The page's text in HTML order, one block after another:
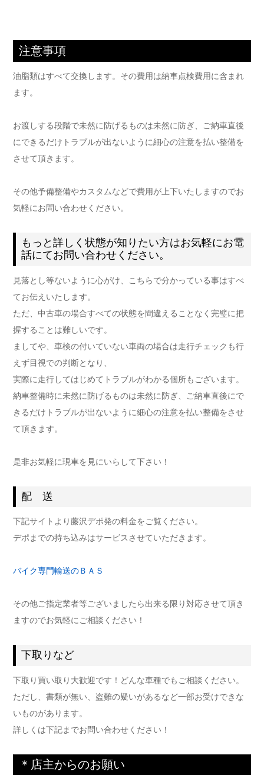
注意事項
油脂類はすべて交換します。その費用は納車点検費用に含まれ
ます。
お渡しする段階で未然に防げるものは未然に防ぎ、ご納車直後
にできるだけトラブルが出ないように細心の注意を払い整備を
させて頂きます。
その他予備整備やカスタムなどで費用が上下いたしますのでお
気軽にお問い合わせください。
もっと詳しく状態が知りたい方はお気軽にお電
話にてお問い合わせください。
見落とし等ないように心がけ、こちらで分かっている事はすべ
てお伝えいたします。
ただ、中古車の場合すべての状態を間違えることなく完璧に把
握することは難しいです。
ましてや、車検の付いていない車両の場合は走行チェックも行
えず目視での判断となり、
実際に走行してはじめてトラブルがわかる個所もございます。
納車整備時に未然に防げるものは未然に防ぎ、ご納車直後にで
きるだけトラブルが出ないように細心の注意を払い整備をさせ
て頂きます。
是非お気軽に現車を見にいらして下さい！
配 送
下記サイトより藤沢デポ発の料金をご覧ください。
デポまでの持ち込みはサービスさせていただきます。
バイク専門輸送のＢＡＳ
その他ご指定業者等ございましたら出来る限り対応させて頂き
ますのでお気軽にご相談ください！
下取りなど
下取り買い取り大歓迎です！どんな車種でもご相談ください。
ただし、書類が無い、盗難の疑いがあるなど一部お受けできな
いものがあります。
詳しくは下記までお問い合わせください！
＊店主からのお願い